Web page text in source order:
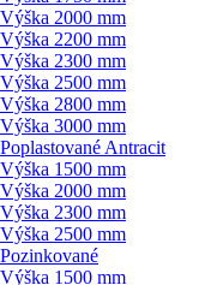
Výška 2000 mm
Výška 2200 mm
Výška 2300 mm
Výška 2500 mm
Výška 2800 mm
Výška 3000 mm
Poplastované Antracit
Výška 1500 mm
Výška 2000 mm
Výška 2300 mm
Výška 2500 mm
Pozinkované
Výška 1500 mm